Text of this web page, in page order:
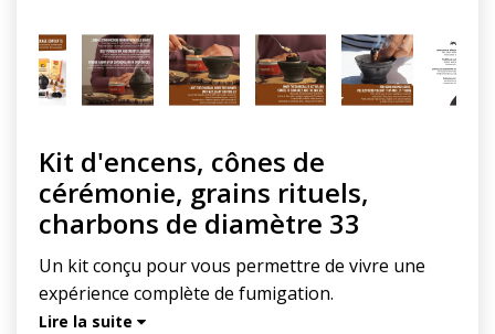
Kit d'encens, cônes de
cérémonie, grains rituels,
charbons de diamètre 33
Un kit conçu pour vous permettre de vivre une
expérience complète de fumigation.
Lire la suite